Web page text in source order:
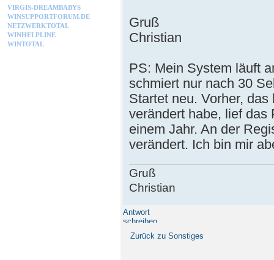
Gruß
Christian
PS: Mein System läuft
schmiert nur nach 30
Startet neu. Vorher,
verändert habe, lief das
einem Jahr. An der
verändert. Ich bin mir
Gruß
Christian
Antwort
schreiben
Zurück zu Sonstiges
VIRGIS-DREAMBABYS
WINSUPPORTFORUM.DE
NETZWERKTOTAL
WINHELPLINE
WINTOTAL